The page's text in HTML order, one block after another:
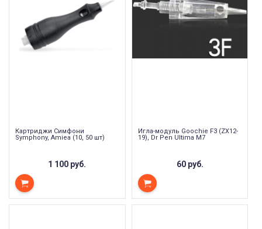
Картриджи Симфони
Symphony, Amiea (10, 50 шт)
1 100 руб.
Игла-модуль Goochie F3 (ZX12-
19), Dr Pen Ultima M7
60 руб.